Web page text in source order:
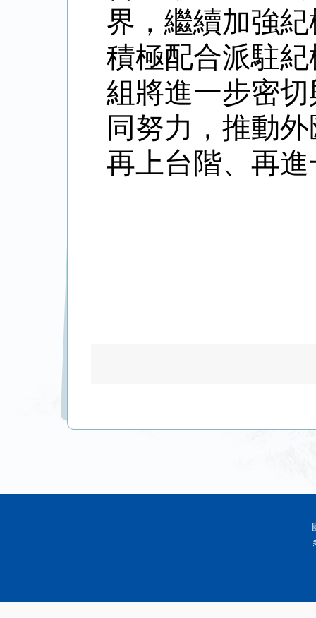
界，繼續加強
積極配合派駐
組將進一步密
同努力，推動
再上台階、再